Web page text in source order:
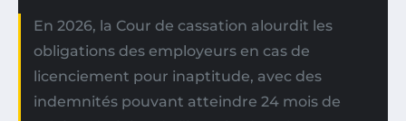
En 2026, la Cour de cassation alourdit les
obligations des employeurs en cas de
licenciement pour inaptitude, avec des
indemnités pouvant atteindre 24 mois de